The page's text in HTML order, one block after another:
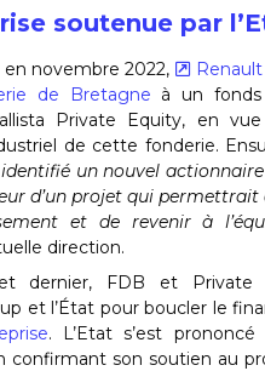
soutenue par
en novembre 2022,
de Bretagne à un fonds
Private Equity, en
de cette fonderie.
un nouvel
d’un projet qui
et de revenir à
direction.
dernier, FDB et Private
et l’État pour boucler le
. L’Etat s’est
confirmant son soutien au